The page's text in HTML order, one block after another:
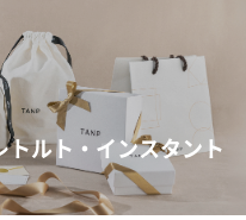
ルト・インスタント